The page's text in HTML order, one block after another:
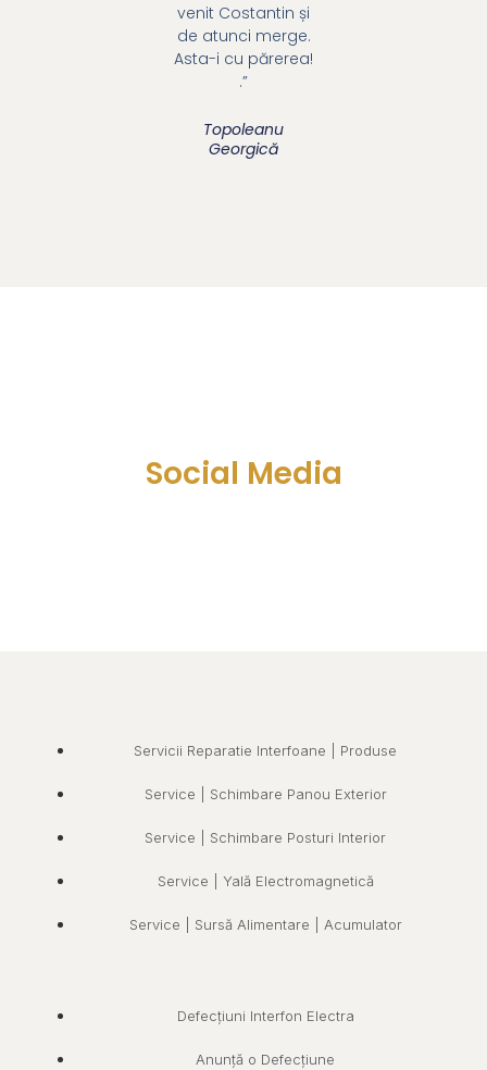
venit Costantin și
de atunci merge.
Asta-i cu părerea!
.”
Topoleanu
Georgică
Social Media
Servicii Reparatie Interfoane | Produse
Service | Schimbare Panou Exterior
Service | Schimbare Posturi Interior
Service | Yală Electromagnetică
Service | Sursă Alimentare | Acumulator
Defecțiuni Interfon Electra
Anunță o Defecțiune